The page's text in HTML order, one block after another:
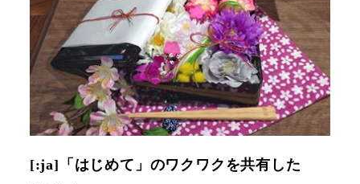
[:ja]「はじめて」のワクワクを共有した